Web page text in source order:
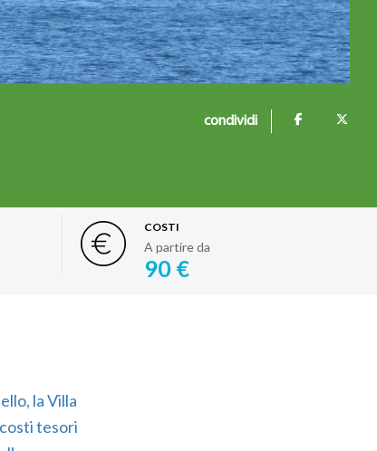
condividi
COSTI
A partire da
90 €
la Villa
tesori